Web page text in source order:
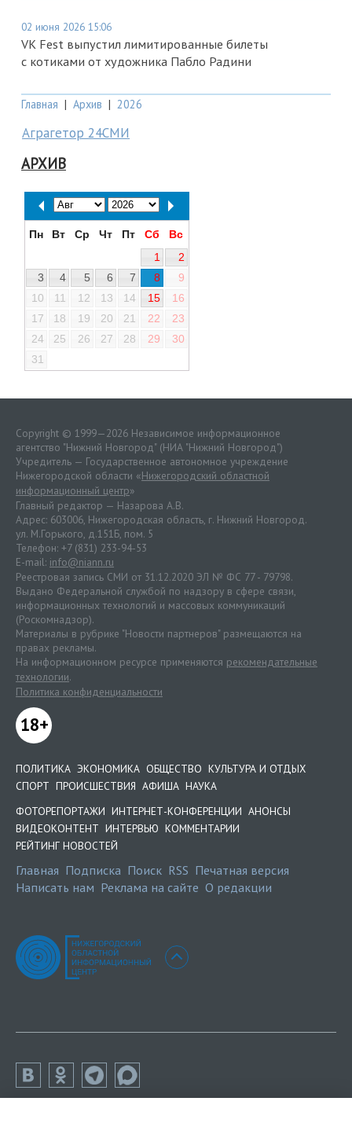
02 июня 2026 15:06
VK Fest выпустил лимитированные билеты
с котиками от художника Пабло Радини
Главная | Архив | 2026
Аграгетор 24СМИ
АРХИВ
Пн Вт Ср Чт Пт Сб
Вс
1
2
3
4 5 6 7 8
9
10
11 12 13 14 15
16
17
18 19 20 21 22
23
24
25 26 27 28 29
30
31
Copyright © 1999—2026 Независимое информационное
агентство "Нижний Новгород" (НИА "Нижний Новгород")
Учредитель — Государственное автономное учреждение
Нижегородской области «Нижегородский областной
информационный центр»
Главный редактор — Назарова А.В.
Адрес: 603006, Нижегородская область, г. Нижний Новгород.
ул. М.Горького, д.151Б, пом. 5
Телефон: +7 (831) 233-94-53
E-mail: info@niann.ru
Реестровая запись СМИ от 31.12.2020 ЭЛ № ФС 77 - 79798.
Выдано Федеральной службой по надзору в сфере связи,
информационных технологий и массовых коммуникаций
(Роскомнадзор).
Материалы в рубрике "Новости партнеров" размещаются на
правах рекламы.
На информационном ресурсе применяются рекомендательные
технологии.
Политика конфиденциальности
18+
ПОЛИТИКА ЭКОНОМИКА ОБЩЕСТВО КУЛЬТУРА И ОТДЫХ
СПОРТ ПРОИСШЕСТВИЯ АФИША НАУКА
ФОТОРЕПОРТАЖИ ИНТЕРНЕТ-КОНФЕРЕНЦИИ АНОНСЫ
ВИДЕОКОНТЕНТ ИНТЕРВЬЮ КОММЕНТАРИИ
РЕЙТИНГ НОВОСТЕЙ
Главная Подписка Поиск RSS Печатная версия
Написать нам Реклама на сайте О редакции